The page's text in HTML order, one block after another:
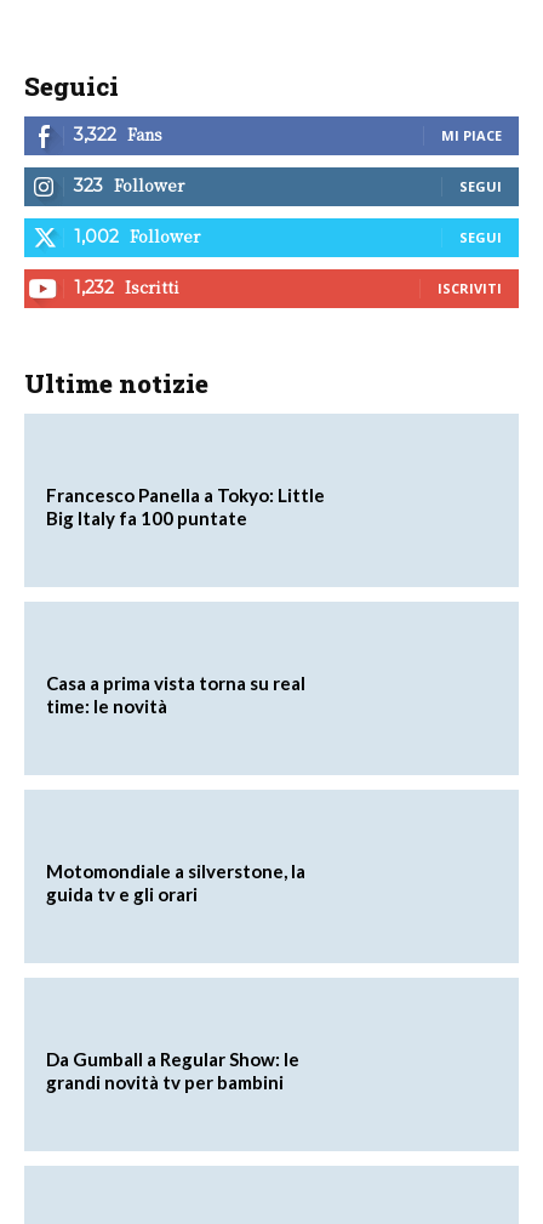
Seguici
3,322 Fans MI PIACE
323 Follower SEGUI
1,002 Follower SEGUI
1,232 Iscritti ISCRIVITI
Ultime notizie
Francesco Panella a Tokyo: Little
Big Italy fa 100 puntate
Casa a prima vista torna su real
time: le novità
Motomondiale a silverstone, la
guida tv e gli orari
Da Gumball a Regular Show: le
grandi novità tv per bambini